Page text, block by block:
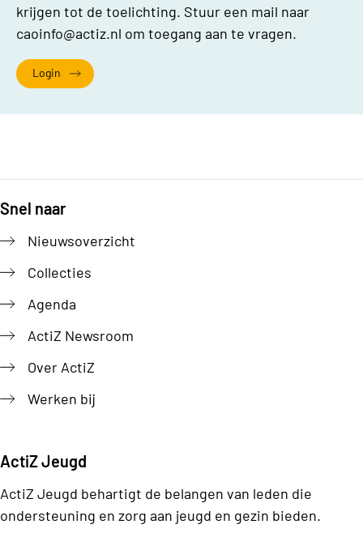
krijgen tot de toelichting. Stuur een mail naar
caoinfo@actiz.nl om toegang aan te vragen.
Login
Snel naar
Nieuwsoverzicht
Collecties
Agenda
ActiZ Newsroom
Over ActiZ
Werken bij
ActiZ Jeugd
ActiZ Jeugd behartigt de belangen van leden die
ondersteuning en zorg aan jeugd en gezin bieden.